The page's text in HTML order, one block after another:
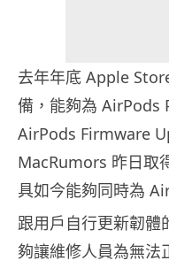
去年年底 Apple
備，能夠為 AirPods
AirPods Firmware
MacRumors 昨日取
具如今能夠同時為
跟用戶自行更新韌體
夠讓維修人員為無法